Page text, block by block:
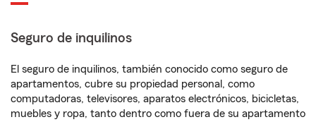
Seguro de inquilinos
El seguro de inquilinos, también conocido como seguro de
apartamentos, cubre su propiedad personal, como
computadoras, televisores, aparatos electrónicos, bicicletas,
muebles y ropa, tanto dentro como fuera de su apartamento